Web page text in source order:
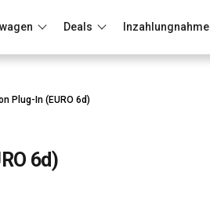
Deals Inzahlungnahme
Plug-In (EURO 6d)
6d)